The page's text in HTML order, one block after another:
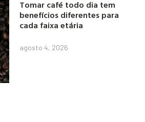
Tomar café todo dia tem
benefícios diferentes para
cada faixa etária
agosto 4, 2026